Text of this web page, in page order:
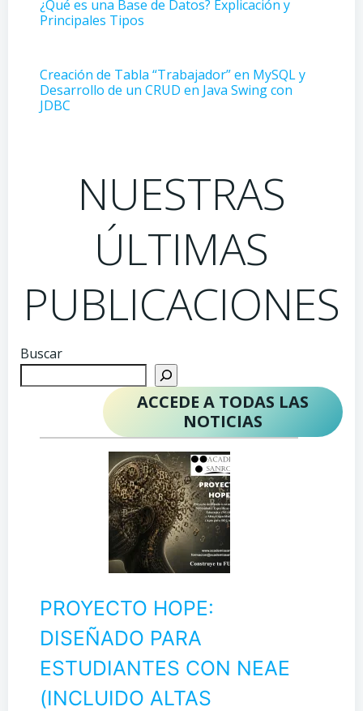
¿Qué es una Base de Datos? Explicación y
Principales Tipos
Creación de Tabla “Trabajador” en MySQL y
Desarrollo de un CRUD en Java Swing con
JDBC
NUESTRAS
ÚLTIMAS
PUBLICACIONES
Buscar
ACCEDE A TODAS LAS
NOTICIAS
PROYECTO HOPE:
DISEÑADO PARA
ESTUDIANTES CON NEAE
(INCLUIDO ALTAS